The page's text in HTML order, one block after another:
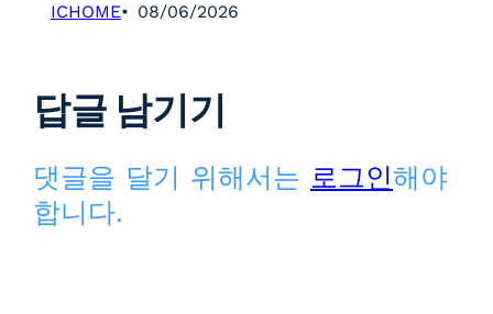
ICHOME 08/06/2026
답글 남기기
댓글을 달기 위해서는 로그인해야
합니다.